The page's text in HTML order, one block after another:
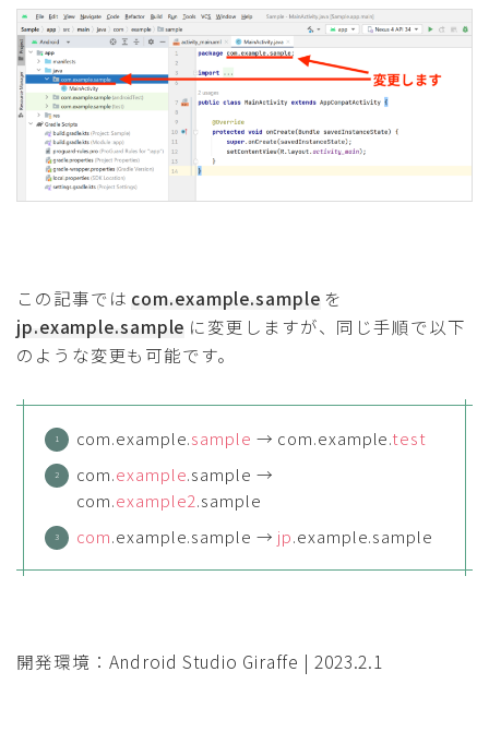
この記事では com.example.sample を
jp.example.sample に変更しますが、同じ手順で以下
のような変更も可能です。
com.example.sample → com.example.test
com.example.sample →
com.example2.sample
com.example.sample → jp.example.sample
開発環境：Android Studio Giraffe | 2023.2.1